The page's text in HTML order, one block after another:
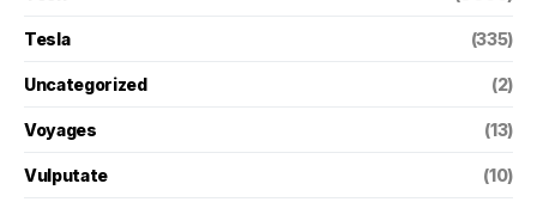
Tesla (335)
Uncategorized (2)
Voyages (13)
Vulputate (10)